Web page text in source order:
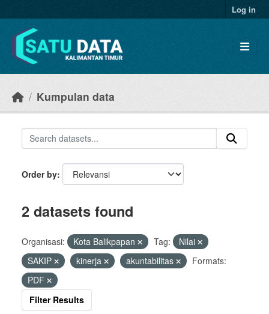
Log in
Kumpulan data
Order by
2 datasets found
Organisasi: Kota Balikpapan Tag:
Nilai
SAKIP
kinerja akuntabilitas
Formats:
PDF
Filter Results